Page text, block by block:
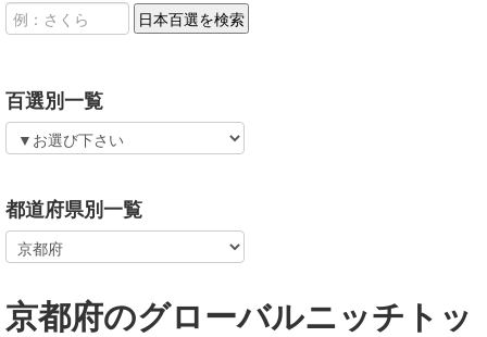
百選別一覧
都道府県別一覧
京都府のグローバルニッチトッ